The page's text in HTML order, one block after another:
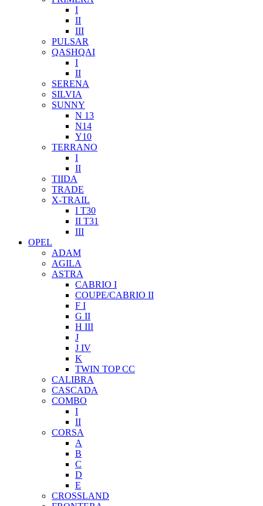
I
II
III
PULSAR
QASHQAI
I
II
SERENA
SILVIA
SUNNY
N 13
N14
Y10
TERRANO
I
II
TIIDA
TRADE
X-TRAIL
I T30
II T31
III
OPEL
ADAM
AGILA
ASTRA
CABRIO I
COUPE/CABRIO II
F I
G II
H III
J
J IV
K
TWIN TOP CC
CALIBRA
CASCADA
COMBO
I
II
CORSA
A
B
C
D
E
CROSSLAND